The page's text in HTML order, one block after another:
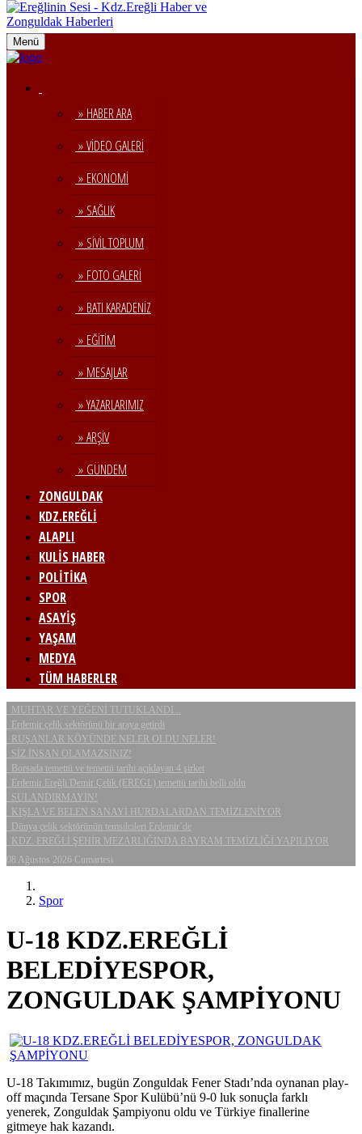
Menü
» HABER ARA
» VİDEO GALERİ
» EKONOMİ
» SAĞLIK
» SİVİL TOPLUM
» FOTO GALERİ
» BATI KARADENİZ
» EĞİTİM
» MESAJLAR
» YAZARLARIMIZ
» ARŞİV
» GÜNDEM
ZONGULDAK
KDZ.EREĞLİ
ALAPLI
KULİS HABER
POLİTİKA
SPOR
ASAYİŞ
YAŞAM
MEDYA
TÜM HABERLER
MUHTAR VE YEĞENİ TUTUKLANDI...
Erdemir çelik sektörünü bir araya getirdi
RUŞANLAR KÖYÜNDE NELER OLDU NELER!
SİZ İNSAN OLAMAZSINIZ!
Borsada temettü ve temettü tarihi açıklayan 4 şirket
Erdemir Ereğli Demir Çelik (EREGL) temettü tarihi belli oldu
SULANDIRMAYIN!
KIŞLA VE BELEN SANAYİ HURDALARDAN TEMİZLENİYOR
Dünya çelik sektörünün temsilcileri Erdemir’de
KDZ. EREĞLİ ŞEHİR MEZARLIĞINDA BAYRAM TEMİZLİĞİ YAPILIYOR
08 Ağustos 2026 Cumartesi
Spor
U-18 KDZ.EREĞLİ
BELEDİYESPOR,
ZONGULDAK ŞAMPİYONU
U-18 Takımımız, bugün Zonguldak Fener Stadı’nda oynanan play-
off maçında Tersane Spor Kulübü’nü 9-0 luk sonuçla farklı
yenerek, Zonguldak Şampiyonu oldu ve Türkiye finallerine
gitmeye hak kazandı.